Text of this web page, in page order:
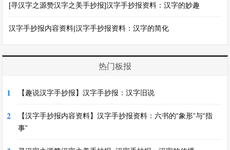
[寻汉字之源赞汉字之美手抄报]汉字手抄报资料：汉字的妙趣
汉字手抄报内容资料|汉字手抄报资料：汉字的简化
热门板报
1 【趣说汉字手抄报】汉字手抄报：汉字旧说
2
【汉字手抄报内容资料】汉字手抄报资料：六书的“象形”与“指
事”